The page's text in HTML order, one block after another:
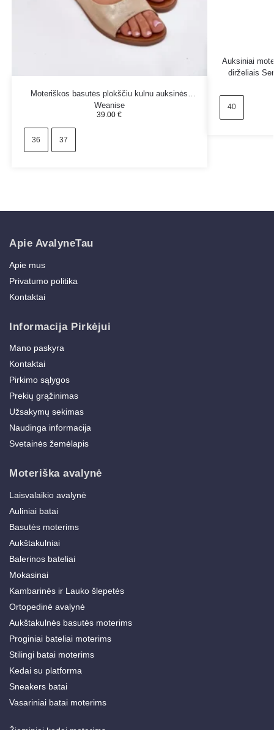
Moteriškos basutės plokščiu kulnu auksinės
Weanise
39.00€
36 37
Auksiniai
dirželiais
40
Apie AvalyneTau
Apie mus
Privatumo politika
Kontaktai
Informacija Pirkėjui
Mano paskyra
Kontaktai
Pirkimo sąlygos
Prekių grąžinimas
Užsakymų sekimas
Naudinga informacija
Svetainės žemėlapis
Moteriška avalynė
Laisvalaikio avalynė
Auliniai batai
Basutės moterims
Aukštakulniai
Balerinos bateliai
Mokasinai
Kambarinės ir Lauko šlepetės
Ortopedinė avalynė
Aukštakulnės basutės moterims
Proginiai bateliai moterims
Stilingi batai moterims
Kedai su platforma
Sneakers batai
Vasariniai batai moterims